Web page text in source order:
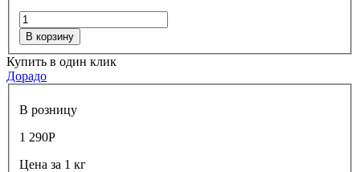
В корзину
Купить в один клик
Дорадо
В розницу
1 290Р
Цена за 1 кг